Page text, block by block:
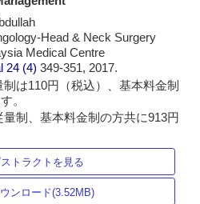
Head & Neck Surgery
Medical Centre
24 (4)349-351, 2017.
は110円（税込）、基本料金制
。
制、基本料金制の方共に913円
トラクトを見る
ンロード(3.52MB)